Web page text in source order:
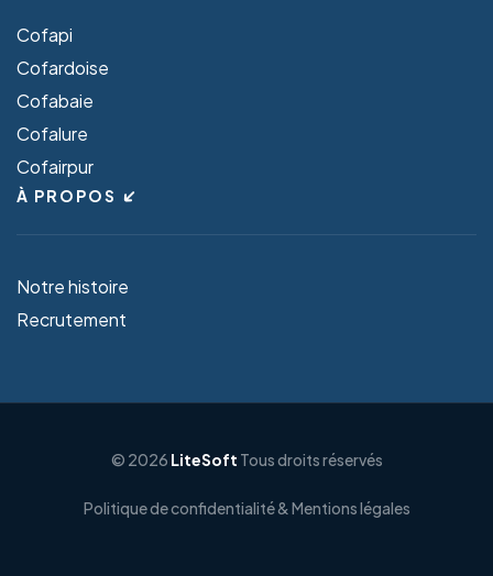
Cofapi
Cofardoise
Cofabaie
Cofalure
Cofairpur
À PROPOS
Notre histoire
Recrutement
© 2026 LiteSoft Tous droits réservés
Politique de confidentialité & Mentions légales